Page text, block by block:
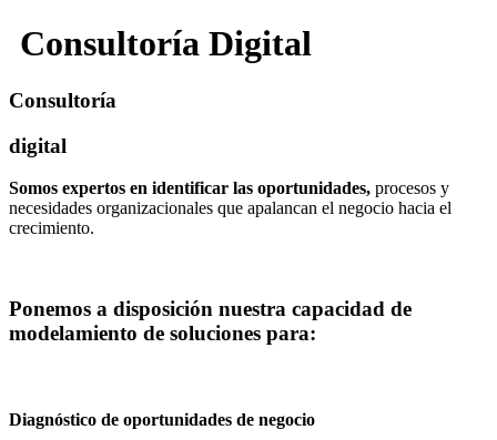
Consultoría Digital
Consultoría
digital
Somos expertos en identificar las oportunidades, procesos y
necesidades organizacionales que apalancan el negocio hacia el
crecimiento.
Ponemos a disposición nuestra capacidad de
modelamiento de soluciones para:
Diagnóstico de oportunidades de negocio